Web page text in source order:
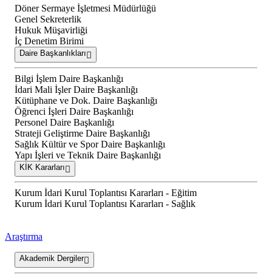
Döner Sermaye İşletmesi Müdürlüğü
Genel Sekreterlik
Hukuk Müşavirliği
İç Denetim Birimi
Daire Başkanlıkları
Bilgi İşlem Daire Başkanlığı
İdari Mali İşler Daire Başkanlığı
Kütüphane ve Dok. Daire Başkanlığı
Öğrenci İşleri Daire Başkanlığı
Personel Daire Başkanlığı
Strateji Geliştirme Daire Başkanlığı
Sağlık Kültür ve Spor Daire Başkanlığı
Yapı İşleri ve Teknik Daire Başkanlığı
KİK Kararları
Kurum İdari Kurul Toplantısı Kararları - Eğitim
Kurum İdari Kurul Toplantısı Kararları - Sağlık
Araştırma
Akademik Dergiler